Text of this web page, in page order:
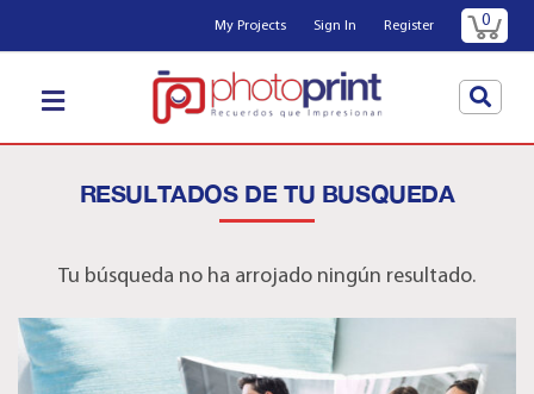
My Projects Sign In Register 0
RESULTADOS DE TU BUSQUEDA
Tu búsqueda no ha arrojado ningún resultado.